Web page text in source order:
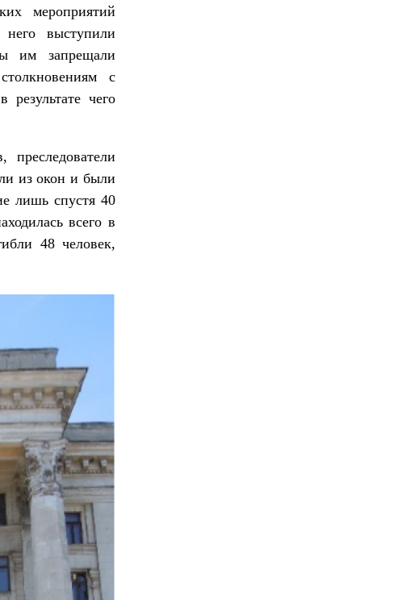
мероприятий
выступили
им запрещали
с
чего
из окон и были
лишь спустя 40
всего в
48 человек,